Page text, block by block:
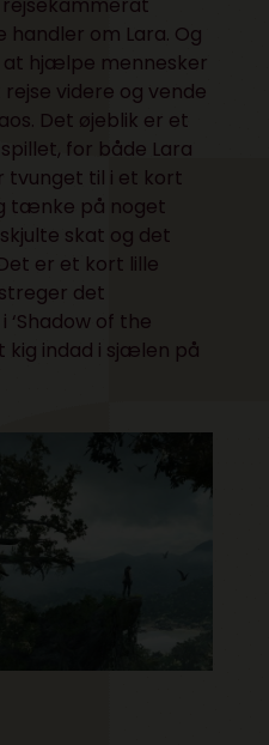
om Lara. Og
at hjælpe mennesker
videre og vende
Det øjeblik er et
for både Lara
tvunget til i et kort
tænke på noget
skat og det
er et kort lille
det
of the
kig indad i sjælen på